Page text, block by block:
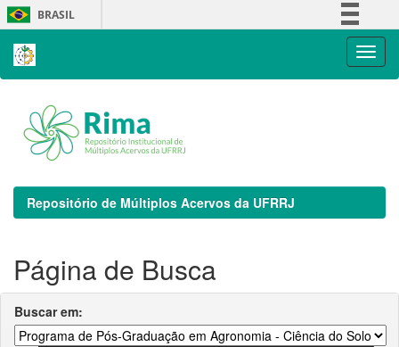
Skip
navigation
BRASIL
Repositório de Múltiplos Acervos da UFRRJ
Página de Busca
Buscar em: